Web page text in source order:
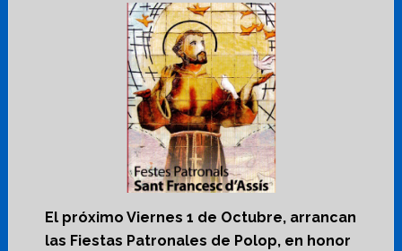
El próximo Viernes 1 de Octubre, arrancan
las Fiestas Patronales de Polop, en honor